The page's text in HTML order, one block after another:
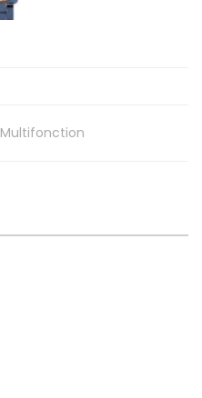
Multifonction